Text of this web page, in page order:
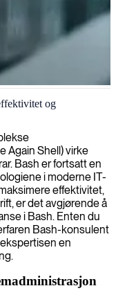
oppgaver,
kommandolinjeverktøy
og
Again Shell) virke
Bash er fortsatt en
i moderne IT-
effektivitet,
er det avgjørende å
i Bash. Enten du
Bash-konsulent
en